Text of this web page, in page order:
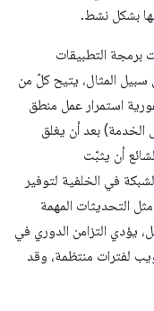
بشكل نشط.
برمجة التطبيقات
سبيل المثال، يتيح كلّ من
استمرار عمل منطق
الخدمة) بعد أن يغلق
أن يثبّت
في الخلفية لتوفير
التحديثات المهمة
يؤدي التزامن الدوري في
لفترات منتظمة، وقد